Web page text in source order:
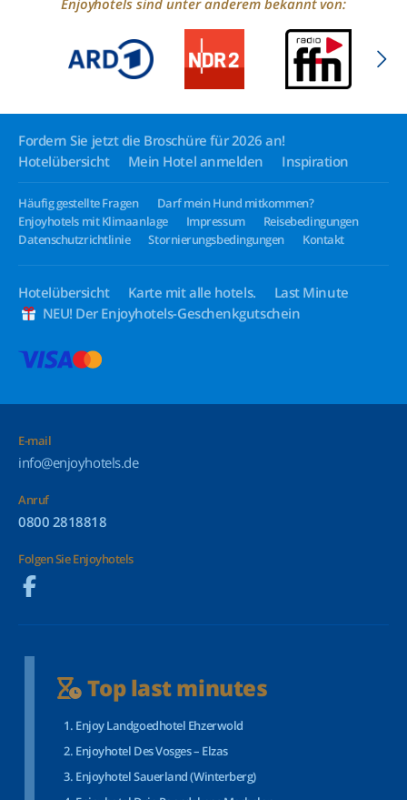
Enjoyhotels sind unter anderem bekannt von:
Fordern Sie jetzt die Broschüre für 2026 an!
Hotelübersicht
Mein Hotel anmelden Inspiration
Häufig gestellte Fragen
Darf mein Hund mitkommen?
Enjoyhotels mit Klimaanlage
Impressum
Reisebedingungen
Datenschutzrichtlinie
Stornierungsbedingungen Kontakt
Hotelübersicht Karte mit alle hotels.
Last Minute
NEU! Der Enjoyhotels-Geschenkgutschein
E-mail
info@enjoyhotels.de
Anruf
0800 2818818
Folgen Sie Enjoyhotels
Top last minutes
Enjoy Landgoedhotel Ehzerwold
Enjoyhotel Des Vosges – Elzas
Enjoyhotel Sauerland (Winterberg)